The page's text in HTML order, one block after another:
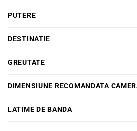
PUTERE
DESTINATIE
GREUTATE
DIMENSIUNE RECOMANDATA
LATIME DE BANDA